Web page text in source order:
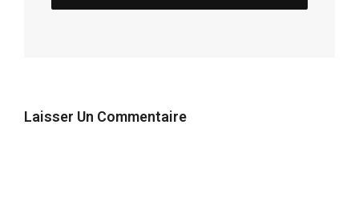
Laisser Un Commentaire